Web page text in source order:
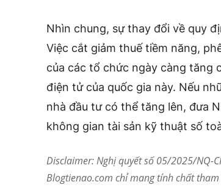
Nhìn chung, sự thay đổi về quy
Việc cắt giảm thuế tiềm năng,
của các tổ chức ngày càng tăng
điện tử của quốc gia này. Nếu
nhà đầu tư có thể tăng lên, đưa
không gian tài sản kỹ thuật số
Disclaimer: Nghị quyết số 05/2025/NQ-
Blogtienao.com chỉ mang tính chất